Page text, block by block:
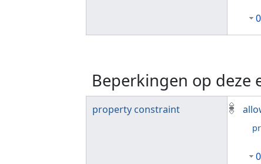
Beperkingen op deze
property constraint